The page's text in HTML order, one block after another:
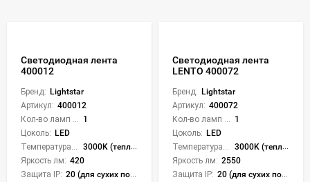
Светодиодная лента
400012
Бренд: Lightstar
Артикул: 400012
1
Цоколь: LED
3000K (теплый)
Яркость лм: 420
Защита IP: 20 (для сухих пом.)
Светодиодная лента
LENTO 400072
Бренд: Lightstar
Артикул: 400072
1
Цоколь: LED
3000K (теплый)
Яркость лм: 2550
Защита IP: 20 (для сухих пом.)